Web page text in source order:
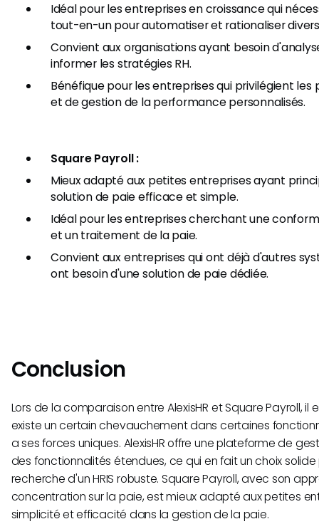
Idéal pour les entreprises en croissance qui
tout-en-un pour automatiser et rationaliser divers
Convient aux organisations ayant besoin
informer les stratégies RH.
Bénéfique pour les entreprises qui privilégient
et de gestion de la performance personnalisés.
Square Payroll :
Mieux adapté aux petites entreprises ayant
solution de paie efficace et simple.
Idéal pour les entreprises cherchant une
et un traitement de la paie.
Convient aux entreprises qui ont déjà d'autres
ont besoin d'une solution de paie dédiée.
Conclusion
Lors de la comparaison entre AlexisHR et Square Payroll, il
existe un certain chevauchement dans certaines
a ses forces uniques. AlexisHR offre une plateforme de
des fonctionnalités étendues, ce qui en fait un choix
recherche d'un HRIS robuste. Square Payroll, avec son
concentration sur la paie, est mieux adapté aux petites
simplicité et efficacité dans la gestion de la paie.